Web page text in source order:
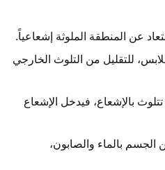
للتقليل من التلوث الخارجي
بالإشعاع، فيدخل الإشعاع
بالماء والصابون،